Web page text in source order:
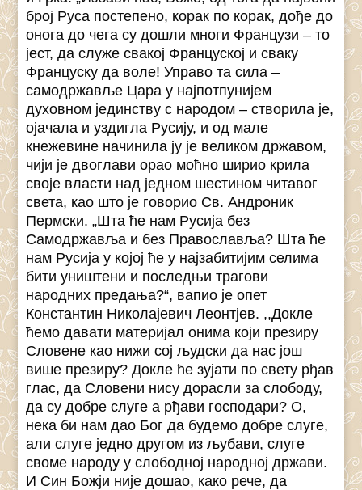
број Руса постепено, корак по корак, дође до
онога до чега су дошли многи Французи – то
јест, да служе свакој Француској и сваку
Француску да воле! Управо та сила –
самодржавље Цара у најпотпунијем
духовном јединству с народом – створила је,
ојачала и уздигла Русију, и од мале
кнежевине начинила ју је великом државом,
чији je двоглави орао моћно шириo крила
своје власти над једном шестином читавог
света, као што је говорио Св. Андроник
Пермски. „Шта ће нам Русија без
Самодржавља и без Православља? Шта ће
нам Русија у којој ће у најзабитијим селима
бити уништени и последњи трагови
народних предања?“, вапио је опет
Константин Николајевич Леонтјев. ,,Докле
ћемо давати материјал онима који презиру
Словене као нижи сој људски да нас још
више презиру? Докле ће зујати по свету рђав
глас, да Словени нису дорасли за слободу,
да су добре слуге а рђави господари? О,
нека би нам дао Бог да будемо добре слуге,
али слуге једно другом из љубави, слуге
своме народу у слободној народној држави.
И Син Божји није дошао, како рече, да